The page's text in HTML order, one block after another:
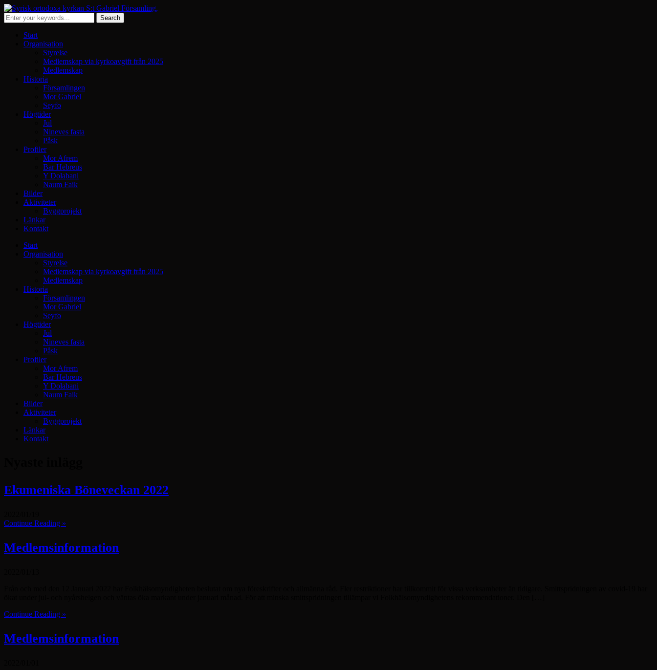
Start
Organisation
Styrelse
Medlemskap via kyrkoavgift från 2025
Medlemskap
Historia
Församlingen
Mor Gabriel
Seyfo
Högtider
Jul
Nineves fasta
Påsk
Profiler
Mor Afrem
Bar Hebreus
Y Dolabani
Naum Faik
Bilder
Aktiviteter
Byggprojekt
Länkar
Kontakt
Start
Organisation
Styrelse
Medlemskap via kyrkoavgift från 2025
Medlemskap
Historia
Församlingen
Mor Gabriel
Seyfo
Högtider
Jul
Nineves fasta
Påsk
Profiler
Mor Afrem
Bar Hebreus
Y Dolabani
Naum Faik
Bilder
Aktiviteter
Byggprojekt
Länkar
Kontakt
Ekumeniska Böneveckan 2022
Continue Reading »
Medlemsinformation
Continue Reading »
Medlemsinformation